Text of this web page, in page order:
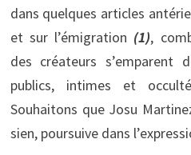
dans quelques articles
et sur l’émigration (1),
des créateurs
publics, intimes et
Souhaitons que Josu
sien, poursuive dans